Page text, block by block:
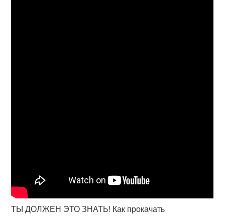
ТЫ ДОЛЖЕН ЭТО ЗНАТЬ! Как прокачать